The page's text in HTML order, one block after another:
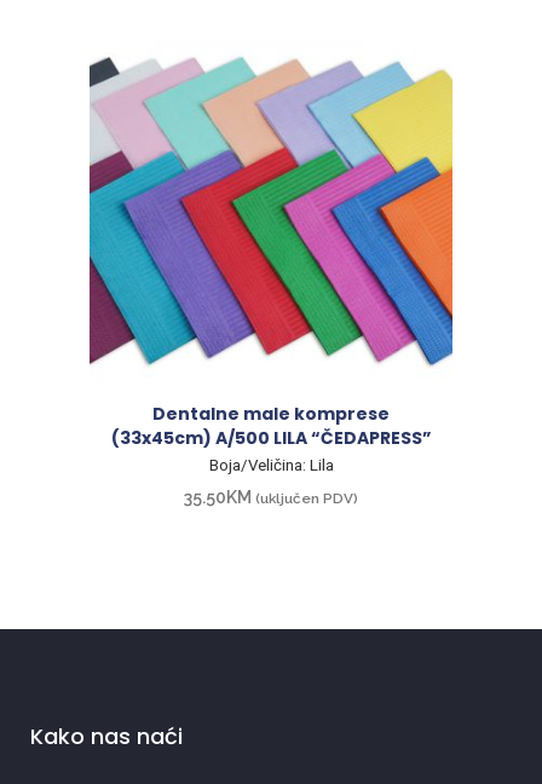
Dentalne male komprese
(33x45cm) A/500 LILA “ČEDAPRESS”
Boja/Veličina: Lila
35.50KM (uključen PDV)
Kako nas naći